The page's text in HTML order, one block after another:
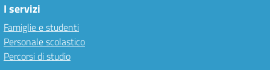
I servizi
Famiglie e studenti
Personale scolastico
Percorsi di studio